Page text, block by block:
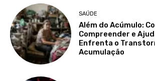
SAÚDE
Além do Acúmulo:
Compreender e
Enfrenta o
Acumulação